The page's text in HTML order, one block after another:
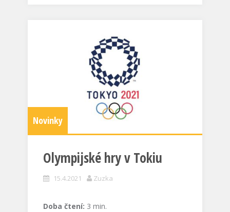
Novinky
Olympijské hry v Tokiu
15.4.2021 Zuzka
Doba čtení: 3 min.